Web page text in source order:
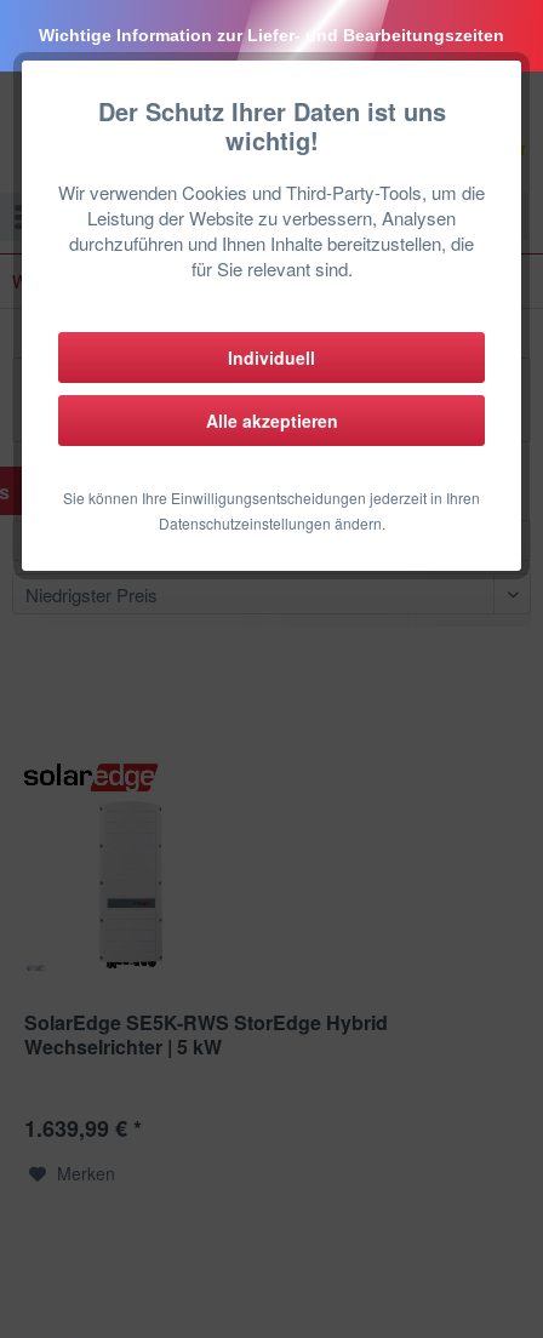
Wichtige Information zur Liefer- und Bearbeitungszeiten
Menü
Der Schutz Ihrer Daten ist uns
wichtig!
Wir verwenden Cookies und Third-Party-Tools, um die
Leistung der Website zu verbessern, Analysen
durchzuführen und Ihnen Inhalte bereitzustellen, die
für Sie relevant sind.
Individuell
Alle akzeptieren
Sie können Ihre Einwilligungsentscheidungen jederzeit in Ihren
Datenschutzeinstellungen ändern.
Wechselrichter
Wechselrichter
SolarEdge SE5K-RWS StorEdge Hybrid
Wechselrichter | 5 kW
1.639,99 € *
Merken